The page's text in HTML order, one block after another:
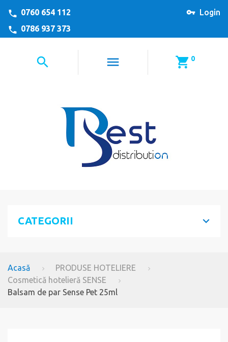
Login
0760 654 112
0786 937 373
0
CATEGORII
Acasă
PRODUSE HOTELIERE
Cosmetică hotelieră SENSE
Balsam de par Sense Pet 25ml